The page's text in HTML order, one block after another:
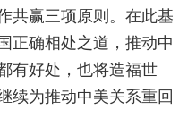
共赢三项原则。在此基
正确相处之道，推动中
有好处，也将造福世
续为推动中美关系重回